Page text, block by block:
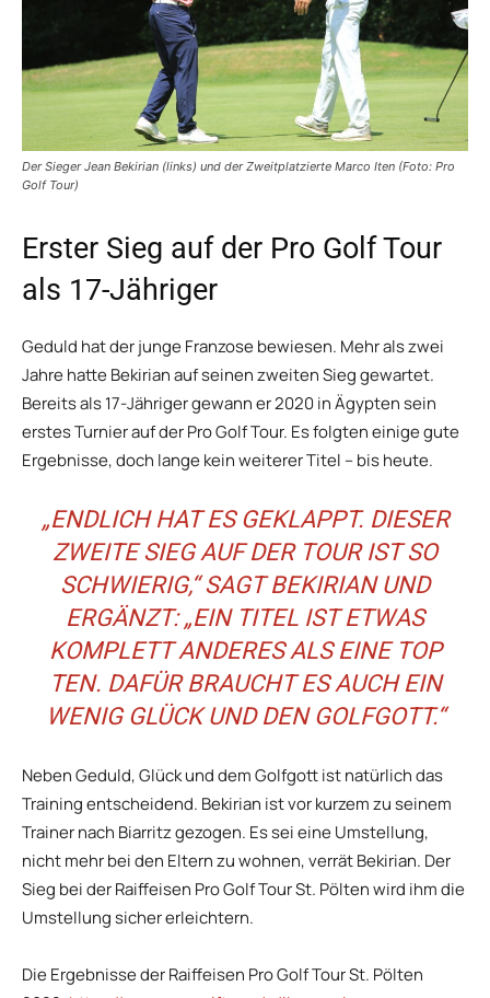
Der Sieger Jean Bekirian (links) und der Zweitplatzierte Marco Iten (Foto: Pro
Golf Tour)
Erster Sieg auf der Pro Golf Tour
als 17-Jähriger
Geduld hat der junge Franzose bewiesen. Mehr als zwei
Jahre hatte Bekirian auf seinen zweiten Sieg gewartet.
Bereits als 17-Jähriger gewann er 2020 in Ägypten sein
erstes Turnier auf der Pro Golf Tour. Es folgten einige gute
Ergebnisse, doch lange kein weiterer Titel – bis heute.
„ENDLICH HAT ES GEKLAPPT. DIESER
ZWEITE SIEG AUF DER TOUR IST SO
SCHWIERIG,“ SAGT BEKIRIAN UND
ERGÄNZT: „EIN TITEL IST ETWAS
KOMPLETT ANDERES ALS EINE TOP
TEN. DAFÜR BRAUCHT ES AUCH EIN
WENIG GLÜCK UND DEN GOLFGOTT.“
Neben Geduld, Glück und dem Golfgott ist natürlich das
Training entscheidend. Bekirian ist vor kurzem zu seinem
Trainer nach Biarritz gezogen. Es sei eine Umstellung,
nicht mehr bei den Eltern zu wohnen, verrät Bekirian. Der
Sieg bei der Raiffeisen Pro Golf Tour St. Pölten wird ihm die
Umstellung sicher erleichtern.
Die Ergebnisse der Raiffeisen Pro Golf Tour St. Pölten